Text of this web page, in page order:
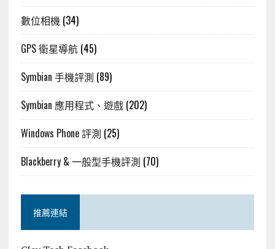
數位相機 (34)
GPS 衛星導航(45)
Symbian 手機評測 (89)
Symbian 應用程式、遊戲(202)
Windows Phone 評測 (25)
Blackberry & 一般型手機評測 (70)
推薦連結